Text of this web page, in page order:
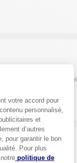
pour savoir
votre accord pour
personnalisé,
et
d’autres
pour garantir le bon
Pour plus
politique de